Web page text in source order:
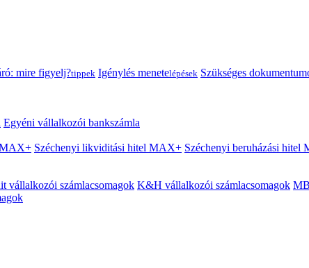
mire figyelj?tippek Igénylés menetelépések Szükséges
Egyéni vállalkozói bankszámla
MAX+ Széchenyi likviditási hitel MAX+ Széchenyi beruházási hitel
vállalkozói számlacsomagok K&H vállalkozói számlacsomagok